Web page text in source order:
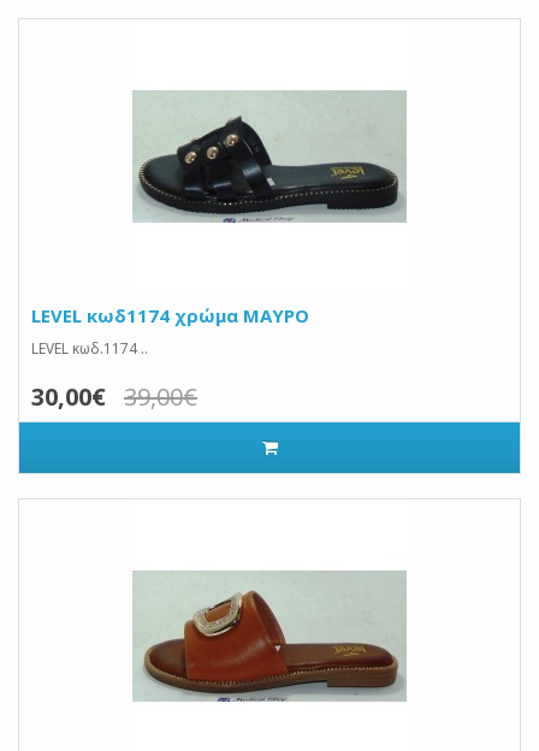
LEVEL κωδ1174 χρώμα ΜΑΥΡΟ
LEVEL κωδ.1174 ..
30,00€ 39,00€